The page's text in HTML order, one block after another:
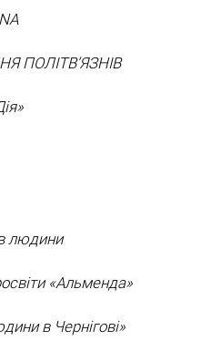
ПОЛІТВ’ЯЗНІВ
людини
«Альменда»
в Чернігові»